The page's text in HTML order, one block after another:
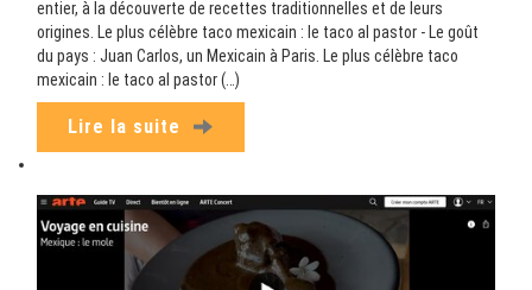
entier, à la découverte de recettes traditionnelles et de leurs
origines. Le plus célèbre taco mexicain : le taco al pastor - Le goût
du pays : Juan Carlos, un Mexicain à Paris. Le plus célèbre taco
mexicain : le taco al pastor (…)
Lire la suite